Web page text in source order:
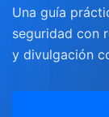
Una guía
seguridad con
y divulgación